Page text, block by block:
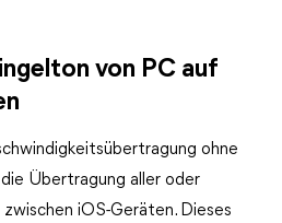
von PC auf
ohne
Übertragung aller oder
iOS-Geräten. Dieses